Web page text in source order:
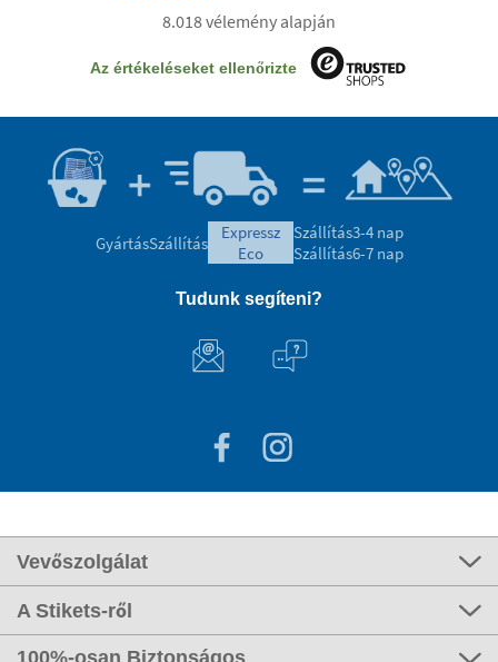
8.018 vélemény alapján
Az értékeléseket ellenőrizte
GyártásSzállítás
expressz
eco
Szállítás3-4 nap
Szállítás6-7 nap
Tudunk segíteni?
Vevőszolgálat
A Stikets-ről